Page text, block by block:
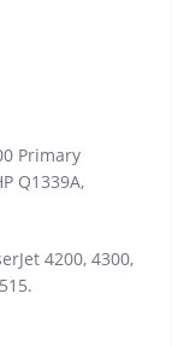
Primary
Q1339A,
4200, 4300,